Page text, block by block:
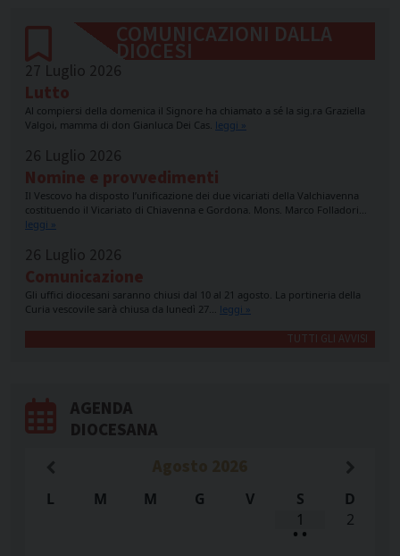
COMUNICAZIONI DALLA
DIOCESI
27 Luglio 2026
Lutto
Al compiersi della domenica il Signore ha chiamato a sé la sig.ra Graziella
Valgoi, mamma di don Gianluca Dei Cas. leggi »
26 Luglio 2026
Nomine e provvedimenti
Il Vescovo ha disposto l’unificazione dei due vicariati della Valchiavenna
costituendo il Vicariato di Chiavenna e Gordona. Mons. Marco Folladori…
leggi »
26 Luglio 2026
Comunicazione
Gli uffici diocesani saranno chiusi dal 10 al 21 agosto. La portineria della
Curia vescovile sarà chiusa da lunedì 27… leggi »
TUTTI GLI AVVISI
AGENDA
DIOCESANA
L M M G V S
D
1
• •
2